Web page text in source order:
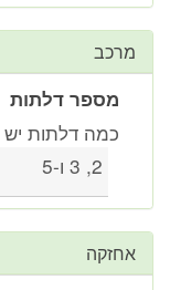
מרכב
מספר דלתות
כמה דלתות
2, 3 ו-5
אחזקה